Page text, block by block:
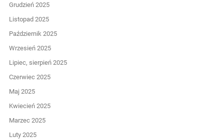
Grudzień 2025
Listopad 2025
Październik 2025
Wrzesień 2025
Lipiec, sierpień 2025
Czerwiec 2025
Maj 2025
Kwiecień 2025
Marzec 2025
Luty 2025